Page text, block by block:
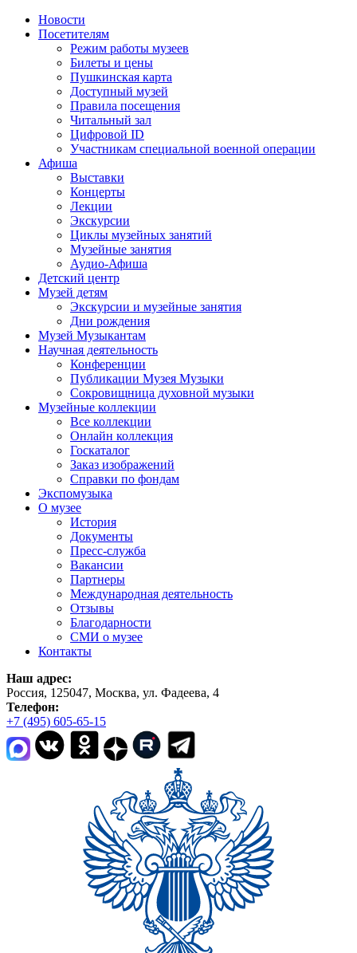
Новости
Посетителям
Режим работы музеев
Билеты и цены
Пушкинская карта
Доступный музей
Правила посещения
Читальный зал
Цифровой ID
Участникам специальной военной операции
Афиша
Выставки
Концерты
Лекции
Экскурсии
Циклы музейных занятий
Музейные занятия
Аудио-Афиша
Детский центр
Музей детям
Экскурсии и музейные занятия
Дни рождения
Музей Музыкантам
Научная деятельность
Конференции
Публикации Музея Музыки
Сокровищница духовной музыки
Музейные коллекции
Все коллекции
Онлайн коллекция
Госкаталог
Заказ изображений
Справки по фондам
Экспомузыка
О музее
История
Документы
Пресс-служба
Вакансии
Партнеры
Международная деятельность
Отзывы
Благодарности
СМИ о музее
Контакты
Наш адрес:
Россия, 125047, Москва, ул. Фадеева, 4
Телефон:
+7 (495) 605-65-15